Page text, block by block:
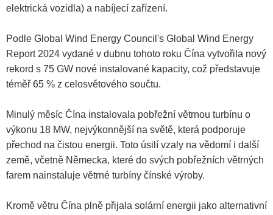
elektrická vozidla) a nabíjecí zařízení.
Podle Global Wind Energy Council's Global Wind Energy
Report 2024 vydané v dubnu tohoto roku Čína vytvořila nový
rekord s 75 GW nové instalované kapacity, což představuje
téměř 65 % z celosvětového součtu.
Minulý měsíc Čína instalovala pobřežní větrnou turbínu o
výkonu 18 MW, nejvýkonnější na světě, která podporuje
přechod na čistou energii. Toto úsilí vzaly na vědomí i další
země, včetně Německa, které do svých pobřežních větrných
farem nainstaluje větrné turbíny čínské výroby.
Kromě větru Čína plně přijala solární energii jako alternativní